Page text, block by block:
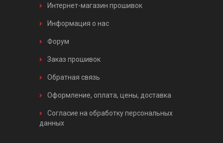
Интернет-магазин прошивок
Информация о нас
Форум
Заказ прошивок
Обратная связь
Оформление, оплата, цены, доставка
Согласие на обработку персональных
данных